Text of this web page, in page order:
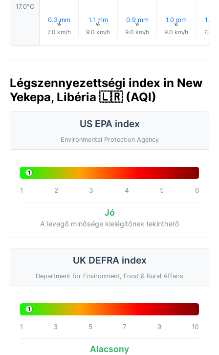
17.0°C
0.3 mm
↑
7.0 km/h
1.1 mm
↑
9.0 km/h
0.9 mm
↑
9.0 km/h
1.0 mm
↑
9.0 km/h
1.8
7.0
Légszennyezettségi index in New
Yekepa, Libéria 🇱🇷 (AQI)
US EPA index
Environmental Protection Agency
1
1 2 3 4 5 6
Jó
A levegő minősége kielégítőnek tekinthető
UK DEFRA index
Department for Environment, Food & Rural Affairs
1
1 3 5 7 9 10
Alacsony